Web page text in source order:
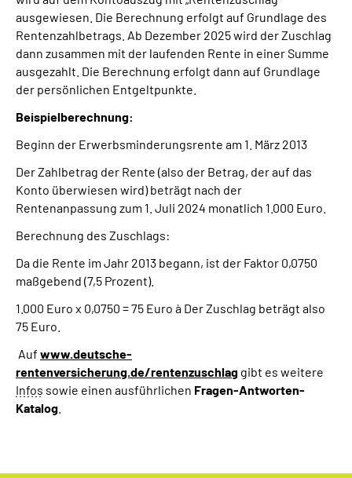
ausgewiesen. Die Berechnung erfolgt auf Grundlage des
Rentenzahlbetrags. Ab Dezember 2025 wird der Zuschlag
dann zusammen mit der laufenden Rente in einer Summe
ausgezahlt. Die Berechnung erfolgt dann auf Grundlage
der persönlichen Entgeltpunkte.
Beispielberechnung:
Beginn der Erwerbsminderungsrente am 1. März 2013
Der Zahlbetrag der Rente (also der Betrag, der auf das
Konto überwiesen wird) beträgt nach der
Rentenanpassung zum 1. Juli 2024 monatlich 1.000 Euro.
Berechnung des Zuschlags:
Da die Rente im Jahr 2013 begann, ist der Faktor 0,0750
maßgebend (7,5 Prozent).
1.000 Euro x 0,0750 = 75 Euro à Der Zuschlag beträgt also
75 Euro.
Auf www.deutsche-
rentenversicherung.de/rentenzuschlag gibt es weitere
Infos sowie einen ausführlichen Fragen-Antworten-
Katalog